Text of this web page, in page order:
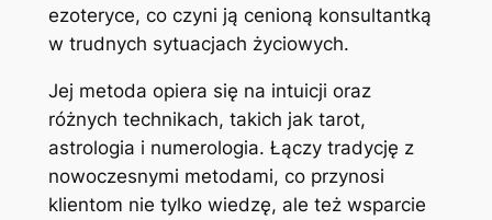
ezoteryce, co czyni ją cenioną konsultantką
w trudnych sytuacjach życiowych.
Jej metoda opiera się na intuicji oraz
różnych technikach, takich jak tarot,
astrologia i numerologia. Łączy tradycję z
nowoczesnymi metodami, co przynosi
klientom nie tylko wiedzę, ale też wsparcie